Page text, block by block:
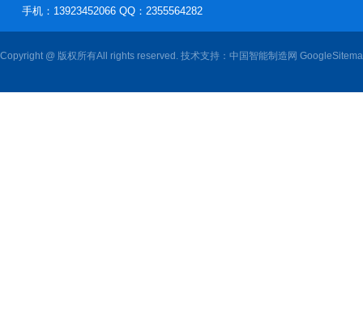
手机：13923452066 QQ：2355564282
Copyright @ 版权所有All rights reserved. 技术支持： 中国智能制造网